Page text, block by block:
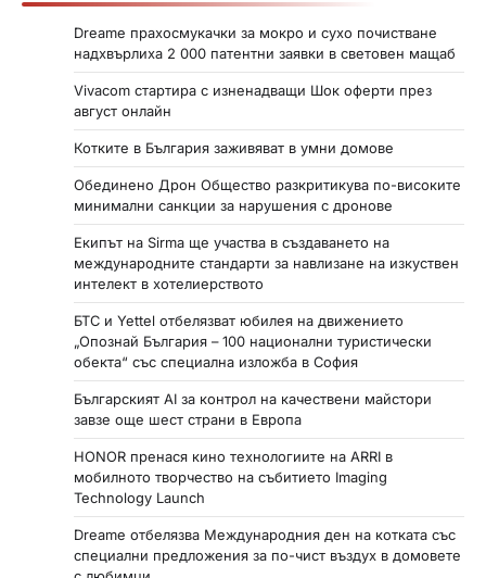
Dreame прахосмукачки за мокро и сухо почистване
надхвърлиха 2 000 патентни заявки в световен мащаб
Vivacom стартира с изненадващи Шок оферти през
август онлайн
Котките в България заживяват в умни домове
Обединено Дрон Общество разкритикува по-високите
минимални санкции за нарушения с дронове
Екипът на Sirma ще участва в създаването на
международните стандарти за навлизане на изкуствен
интелект в хотелиерството
БТС и Yettel отбелязват юбилея на движението
„Опознай България – 100 национални туристически
обекта“ със специална изложба в София
Българският AI за контрол на качествени майстори
завзе още шест страни в Европа
HONOR пренася кино технологиите на ARRI в
мобилното творчество на събитието Imaging
Technology Launch
Dreame отбелязва Международния ден на котката със
специални предложения за по-чист въздух в домовете